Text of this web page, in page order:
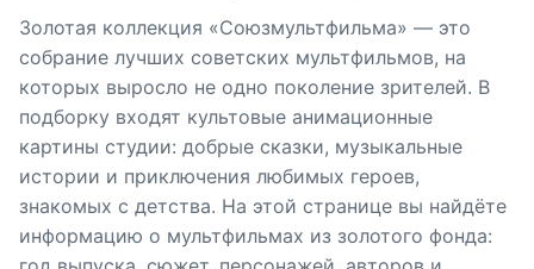
Золотая коллекция «Союзмультфильма» — это
собрание лучших советских мультфильмов, на
которых выросло не одно поколение зрителей. В
подборку входят культовые анимационные
картины студии: добрые сказки, музыкальные
истории и приключения любимых героев,
знакомых с детства. На этой странице вы найдёте
информацию о мультфильмах из золотого фонда: